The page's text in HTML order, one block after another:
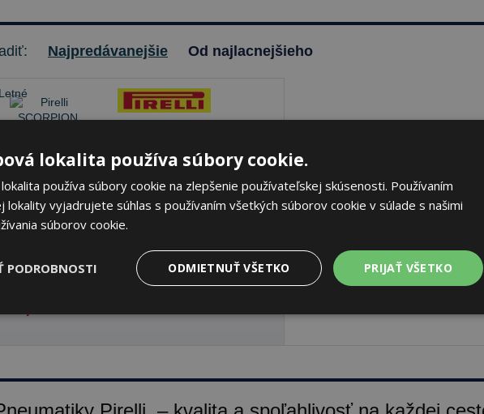
Najpredávanejšie Od najlacnejšieho
275/50 R21 113 V Letné
je skladom Sledovať naskladnenie
lokalita používa súbory cookie.
používa súbory cookie na zlepšenie používateľskej skúsenosti. Používaním
lokality vyjadrujete súhlas s používaním všetkých súborov cookie v súlade s našimi
súborov cookie.
PRIJAŤ VŠETKO
ODMIETNUŤ VŠETKO
PODROBNOSTI